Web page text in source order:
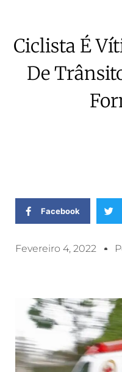
Ciclista É
De
Facebook
Fevereiro 4, 2022